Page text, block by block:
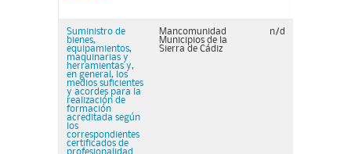
Suministro de
bienes,
equipamientos,
maquinarias y
herramientas y,
en general, los
medios suficientes
y acordes para la
realización de
formación
acreditada según
los
correspondientes
certificados de
profesionalidad
Mancomunidad
Municipios de la
Sierra de Cádiz
n/d